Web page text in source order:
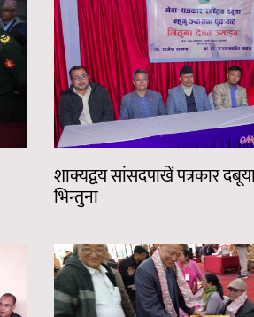
शाक्यद्वय सांसदपाखें पत्रकार
भिन्तुना